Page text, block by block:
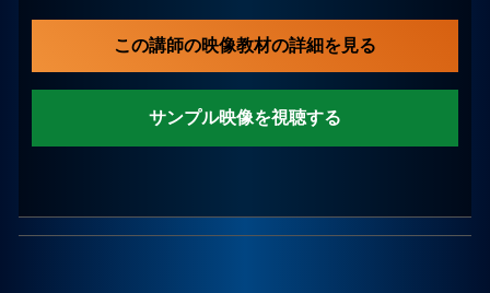
この講師の映像教材の詳細を見る
サンプル映像を視聴する